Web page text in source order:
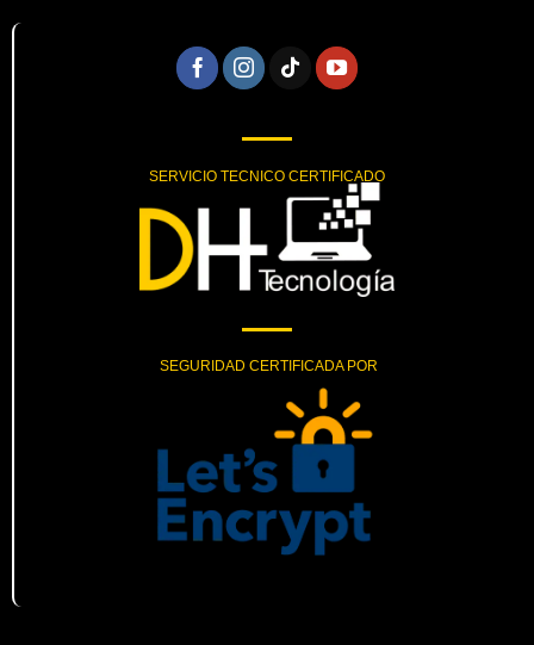
SERVICIO TECNICO CERTIFICADO
SEGURIDAD CERTIFICADA POR